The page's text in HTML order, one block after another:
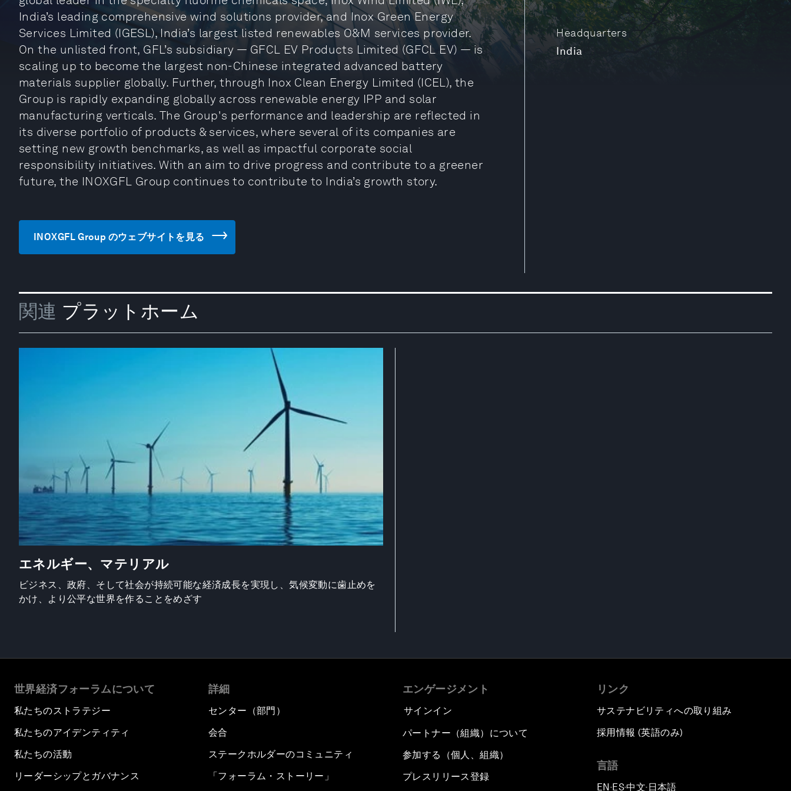
Headquarters
India
India’s leading comprehensive wind solutions provider, and Inox Green Energy
Services Limited (IGESL), India’s largest listed renewables O&M services provider.
On the unlisted front, GFL’s subsidiary — GFCL EV Products Limited (GFCL EV) — is
scaling up to become the largest non-Chinese integrated advanced battery
materials supplier globally. Further, through Inox Clean Energy Limited (ICEL), the
Group is rapidly expanding globally across renewable energy IPP and solar
manufacturing verticals. The Group's performance and leadership are reflected in
its diverse portfolio of products & services, where several of its companies are
setting new growth benchmarks, as well as impactful corporate social
responsibility initiatives. With an aim to drive progress and contribute to a greener
future, the INOXGFL Group continues to contribute to India’s growth story.
INOXGFL Group のウェブサイトを見る
関連 プラットホーム
エネルギー、マテリアル
ビジネス、政府、そして社会が持続可能な経済成長を実現し、気候変動に歯止めを
かけ、より公平な世界を作ることをめざす
世界経済フォーラムについて
私たちのストラテジー
私たちのアイデンティティ
私たちの活動
リーダーシップとガバナンス
詳細
センター（部門）
会合
ステークホルダーのコミュニティ
「フォーラム・ストーリー」
エンゲージメント
サインイン
パートナー（組織）について
参加する（個人、組織）
プレスリリース登録
リンク
サステナビリティへの取り組み
採用情報 (英語のみ)
言語
EN ▪ES▪中文▪ 日本語